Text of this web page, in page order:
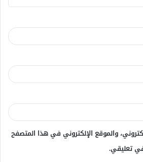
والموقع الإلكتروني في هذا المتصفح
في تعليقي.